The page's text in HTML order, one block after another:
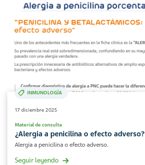
INMUNOLOGÍA
17 diciembre 2025
Material de consulta
¿Alergia a penicilina o efecto adverso?
Alergia a penicilina o efecto adverso.
Seguir leyendo